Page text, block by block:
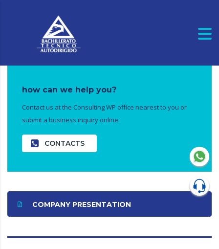
how can we help you?
Contact us at the Consulting WP office nearest to you or
submit a business inquiry online.
CONTACTS
COMPANY PRESENTATION